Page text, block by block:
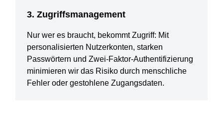
3. Zugriffsmanagement
Nur wer es braucht, bekommt Zugriff: Mit
personalisierten Nutzerkonten, starken
Passwörtern und Zwei-Faktor-Authentifizierung
minimieren wir das Risiko durch menschliche
Fehler oder gestohlene Zugangsdaten.